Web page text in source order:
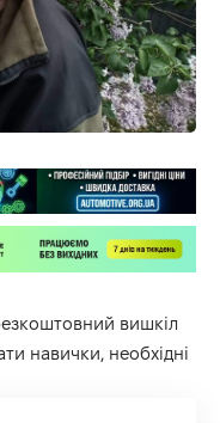
вишкіл
навички, необхідні